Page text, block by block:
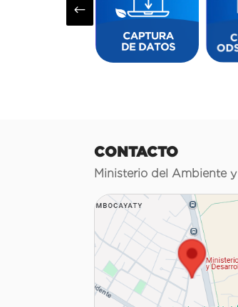
#
CONTACTO
Ministerio del Ambiente